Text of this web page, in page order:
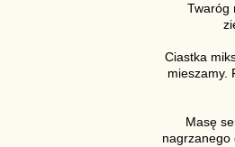
Twaróg
Ciastka
mieszamy.
Masę
nagrzanego